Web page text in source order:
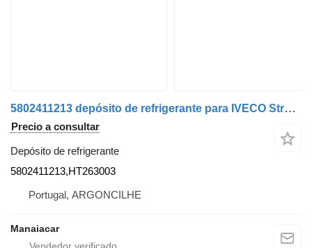
5802411213 depósito de refrigerante para IVECO Stralis | 12 cabeza tractora
Precio a consultar
Depósito de refrigerante
5802411213,HT263003
Portugal, ARGONCILHE
Manaiacar